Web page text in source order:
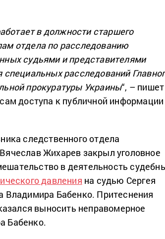
в должности старшего
отдела по расследованию
судьями и представителями
специальных расследований
прокуратуры Украины“, –
доступа к публичной информации
следственного отдела
Жихарев закрыл уголовное
в деятельность
давления на судью Сергея
Владимира Бабенко. Притеснения
выносить неправомерное
Бабенко.